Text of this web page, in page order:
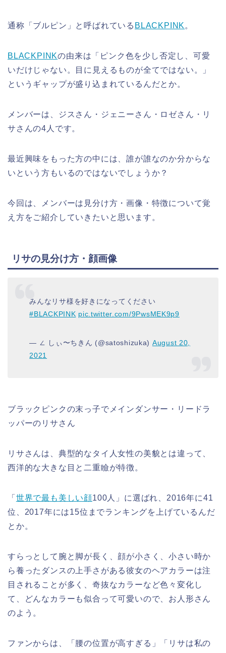
通称「ブルピン」と呼ばれている BLACKPINK 。
BLACKPINKの由来は「ピンク色を少し否定し、可愛
いだけじゃない。目に見えるものが全てではない。」
というギャップが盛り込まれているんだとか。
メンバーは、ジスさん・ジェニーさん・ロゼさん・リ
サさんの4人です。
最近興味をもった方の中には、誰が誰なのか分からな
いという方もいるのではないでしょうか？
今回は、メンバーは見分け方・画像・特徴について覚
え方をご紹介していきたいと思います。
リサの見分け方・顔画像
みんなリサ様を好きになってください
#BLACKPINK pic.twitter.com/9PwsMEK9p9
— ∠ しぃ〜ちきん (@satoshizuka) August 20,
2021
ブラックピンクの末っ子でメインダンサー・リードラ
ッパーのリサさん
リサさんは、典型的なタイ人女性の美貌とは違って、
西洋的な大きな目と二重瞼が特徴。
「 世界で最も美しい顔100人」に選ばれ、2016年に41
位、2017年には15位までランキングを上げているんだ
とか。
すらっとして腕と脚が長く、顔が小さく、小さい時か
ら養ったダンスの上手さがある彼女のヘアカラーは注
目されることが多く、奇抜なカラーなど色々変化し
て、どんなカラーも似合って可愛いので、お人形さん
のよう。
ファンからは、「腰の位置が高すぎる」「リサは私の